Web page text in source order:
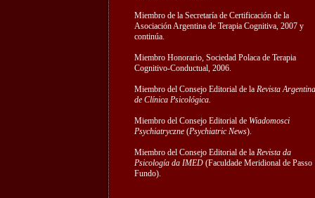
Miembro de la Secretaría de Certificación de la
Asociación Argentina de Terapia Cognitiva, 2007 y
continúa.
Miembro Honorario, Sociedad Polaca de Terapia
Cognitivo-Conductual, 2006.
Miembro del Consejo Editorial de la Revista Argentina
de Clínica Psicológica.
Miembro del Consejo Editorial de Wiadomosci
Psychiatryczne(Psychiatric News).
Miembro del Consejo Editorial de la Revista da
Psicología da IMED(Faculdade Meridional de Passo
Fundo).